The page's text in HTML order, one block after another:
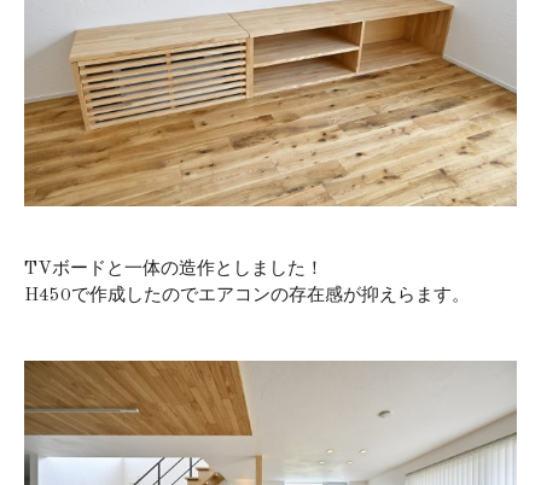
TVボードと一体の造作としました！
H450で作成したのでエアコンの存在感が抑えらます。